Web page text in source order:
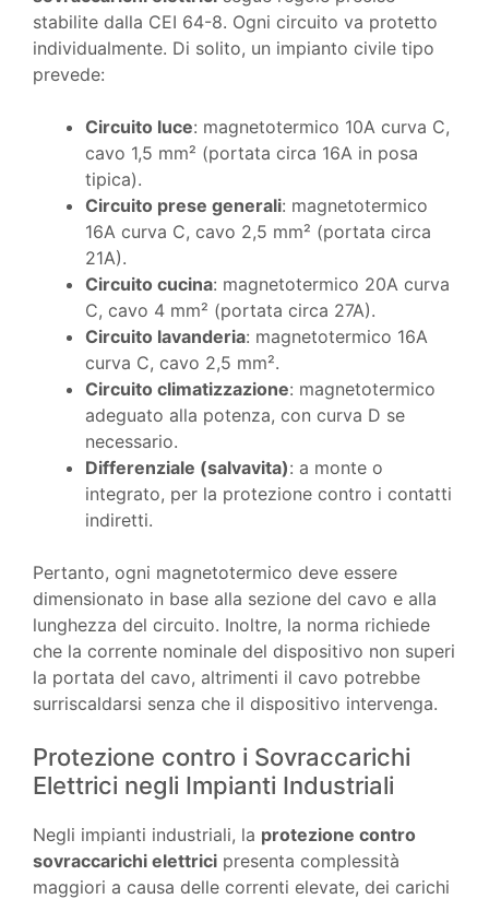
stabilite dalla CEI 64-8. Ogni circuito va protetto
individualmente. Di solito, un impianto civile tipo
prevede:
Circuito luce: magnetotermico 10A curva C,
cavo 1,5 mm² (portata circa 16A in posa
tipica).
Circuito prese generali: magnetotermico
16A curva C, cavo 2,5 mm² (portata circa
21A).
Circuito cucina: magnetotermico 20A curva
C, cavo 4 mm² (portata circa 27A).
Circuito lavanderia: magnetotermico 16A
curva C, cavo 2,5 mm².
Circuito climatizzazione: magnetotermico
adeguato alla potenza, con curva D se
necessario.
Differenziale (salvavita): a monte o
integrato, per la protezione contro i contatti
indiretti.
Pertanto, ogni magnetotermico deve essere
dimensionato in base alla sezione del cavo e alla
lunghezza del circuito. Inoltre, la norma richiede
che la corrente nominale del dispositivo non superi
la portata del cavo, altrimenti il cavo potrebbe
surriscaldarsi senza che il dispositivo intervenga.
Protezione contro i Sovraccarichi
Elettrici negli Impianti Industriali
Negli impianti industriali, la protezione contro
sovraccarichi elettrici presenta complessità
maggiori a causa delle correnti elevate, dei carichi